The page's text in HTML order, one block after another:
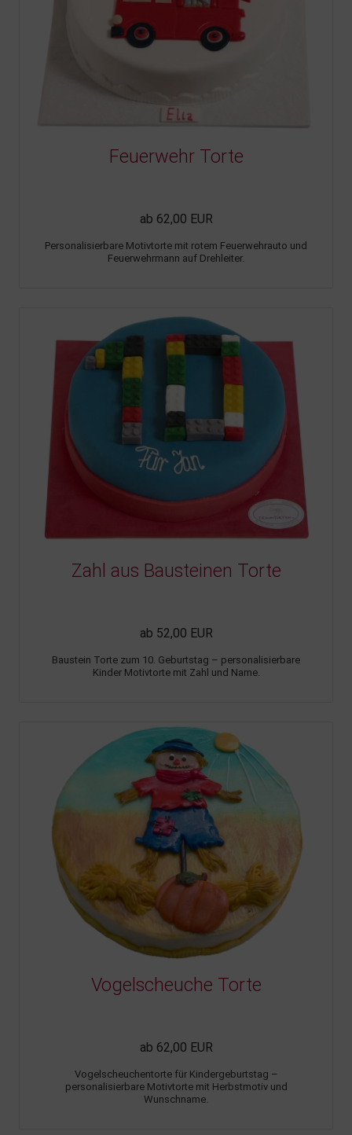
Feuerwehr Torte
ab 62,00 EUR
Personalisierbare Motivtorte mit rotem Feuerwehrauto und
Feuerwehrmann auf Drehleiter.
Zahl aus Bausteinen Torte
ab 52,00 EUR
Baustein Torte zum 10. Geburtstag – personalisierbare
Kinder Motivtorte mit Zahl und Name.
Vogelscheuche Torte
ab 62,00 EUR
Vogelscheuchentorte für Kindergeburtstag –
personalisierbare Motivtorte mit Herbstmotiv und
Wunschname.